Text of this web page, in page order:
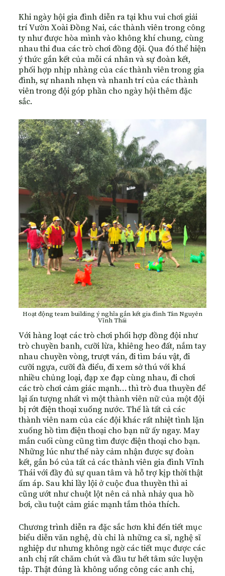
Khi ngày hội gia đình diễn ra tại khu vui chơi giải
trí Vườn Xoài Đồng Nai, các thành viên trong công
ty như được hòa mình vào không khí chung, cùng
nhau thi đua các trò chơi đồng đội. Qua đó thể hiện
ý thức gắn kết của mỗi cá nhân và sự đoàn kết,
phối hợp nhịp nhàng của các thành viên trong gia
đình, sự nhanh nhẹn và nhanh trí của các thành
viên trong đội góp phần cho ngày hội thêm đặc
sắc.
Hoạt động team building ý nghĩa gắn kết gia đình Tân Nguyên
Vĩnh Thái
Với hàng loạt các trò chơi phối hợp đồng đội như
trò chuyền banh, cưỡi lừa, khiêng heo đất, nắm tay
nhau chuyền vòng, trượt ván, đi tìm báu vật, đi
cưỡi ngựa, cưỡi đà điểu, đi xem sở thú với khá
nhiều chủng loại, đạp xe đạp cùng nhau, đi chơi
các trò chơi cảm giác mạnh… thì trò đua thuyền để
lại ấn tượng nhất vì một thành viên nữ của một đội
bị rớt điện thoại xuống nước. Thế là tất cả các
thành viên nam của các đội khác rất nhiệt tình lặn
xuống hồ tìm điện thoại cho bạn nữ ấy ngay. May
mắn cuối cùng cũng tìm được điện thoại cho bạn.
Những lúc như thế này cảm nhận được sự đoàn
kết, gắn bó của tất cả các thành viên gia đình Vĩnh
Thái với đầy đủ sự quan tâm và hỗ trợ kịp thời thật
ấm áp. Sau khi lầy lội ở cuộc đua thuyền thì ai
cũng ướt như chuột lột nên cả nhà nhảy qua hồ
bơi, cầu tuột cảm giác mạnh tắm thỏa thích.
Chương trình diễn ra đặc sắc hơn khi đến tiết mục
biểu diễn văn nghệ, dù chỉ là những ca sĩ, nghệ sĩ
nghiệp dư nhưng không ngờ các tiết mục được các
anh chị rất chăm chút và đầu tư hết tâm sức luyện
tập. Thật đúng là không uổng công các anh chị,